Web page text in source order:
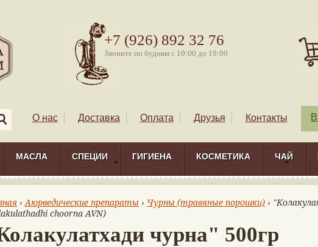
+7 (926) 892 32 76
Звоните по будням с 10:00 до 19:00
О нас Доставка Оплата Друзья Контакты
МАСЛА СПЕЦИИ ГИГИЕНА КОСМЕТИКА ЧАЙ
›Аюрведические препараты › Чурны (травяные порошки) ›
choorna AVN)
чурна" 500гр